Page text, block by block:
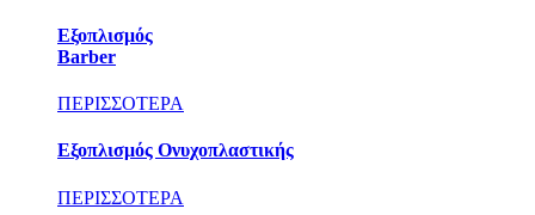
Εξοπλισμός
Barber
ΠΕΡΙΣΣΟΤΕΡΑ
Εξοπλισμός Ονυχοπλαστικής
ΠΕΡΙΣΣΟΤΕΡΑ